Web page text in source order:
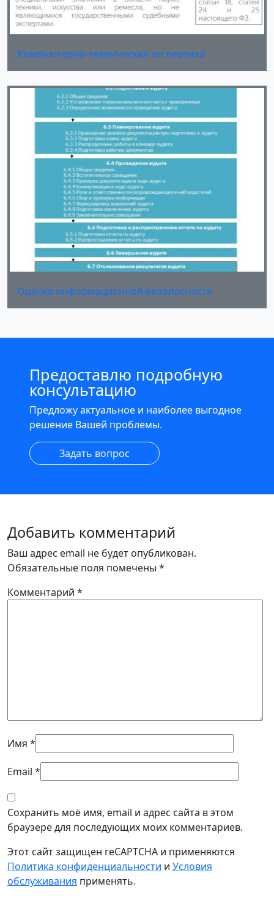
Компьютерно-техническая экспертиза
Оценка информационной безопасности
Предоставлю подробную
консультацию
Предложу актуальное и наиболее выгодное
решение Вашей проблемы.
Задать вопрос
Добавить комментарий
Ваш адрес email не будет опубликован.
Обязательные поля помечены *
Комментарий *
Имя *
Email *
Сохранить моё имя, email и адрес сайта в этом
браузере для последующих моих комментариев.
Этот сайт защищен reCAPTCHA и применяются
Политика конфиденциальности и Условия
обслуживания применять.